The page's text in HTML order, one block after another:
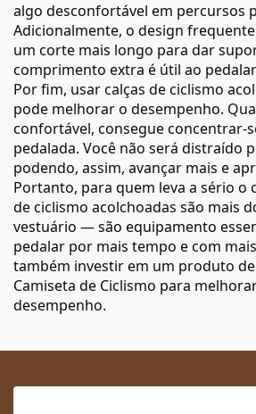
algo desconfortável em percursos
Adicionalmente, o design
um corte mais longo para dar
comprimento extra é útil ao
Por fim, usar calças de ciclismo
pode melhorar o desempenho.
confortável, consegue concentrar-
pedalada. Você não será distraído
podendo, assim, avançar mais e
Portanto, para quem leva a sério o
de ciclismo acolchoadas são mais
vestuário — são equipamento
pedalar por mais tempo e com
também investir em um produto
Camiseta de Ciclismo para
desempenho.